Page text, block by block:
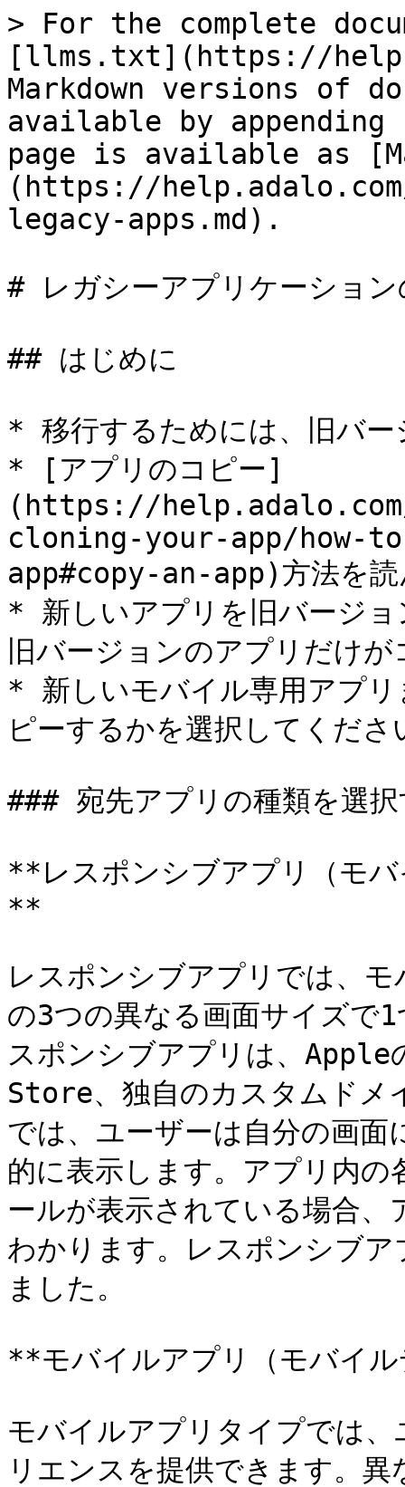
> For the complete
[llms.txt](https://
Markdown versions of
available by
page is available as
(https://
legacy-apps.md).
# レガシーアプリケーション
## はじめに
* 移行するためには、旧バー
* [アプリのコピー]
(https://
cloning-your-app/how-
app#copy-an-app)方法を読
* 新しいアプリを旧バージ
旧バージョンのアプリだけ
* 新しいモバイル専用アプ
ピーするかを選択してくださ
### 宛先アプリの種類を選
**レスポンシブアプリ（モ
**
レスポンシブアプリでは、
の3つの異なる画面サイズで
スポンシブアプリは、
Store、独自のカスタムドメ
では、ユーザーは自分の画
的に表示します。アプリ内
ールが表示されている場合
わかります。レスポンシブ
ました。
**モバイルアプリ（モバイ
モバイルアプリタイプでは
リエンスを提供できます。